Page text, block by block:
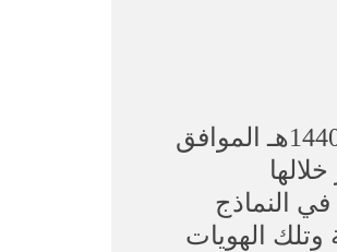
صدر العدد السادس عشر من التقرير الإستراتيجي السنوي الذي تصدره «مجلة البيان» للعام 1440هـ الموافق
في النماذج
وتلك الهويات